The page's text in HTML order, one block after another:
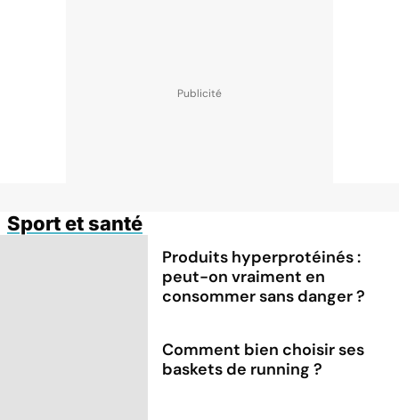
Sport et santé
Produits hyperprotéinés :
peut-on vraiment en
consommer sans danger ?
Comment bien choisir ses
baskets de running ?